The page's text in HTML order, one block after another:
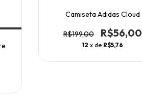
Camiseta Adidas Cloud
R$199,00 R$56,00
12 x de R$5,76